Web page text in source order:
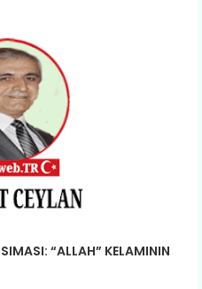
“ALLAH” KELAMININ